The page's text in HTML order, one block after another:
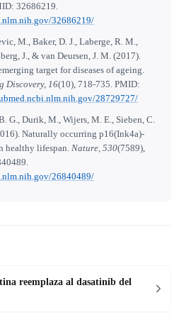
32686219.
32686219/
M., Baker, D. J., Laberge, R. M.,
J., & van Deursen, J. M. (2017).
target for diseases of ageing.
Discovery, 16(10), 718-735. PMID:
28729727/
G., Durik, M., Wijers, M. E., Sieben, C.
Naturally occurring p16(Ink4a)-
healthy lifespan. Nature, 530(7589),
26840489/
reemplaza al dasatinib del